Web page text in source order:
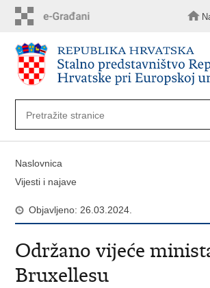
sadržaj
Naslovnica
Vijesti i najave
Objavljeno: 26.03.2024.
Održano vijeće
Bruxellesu